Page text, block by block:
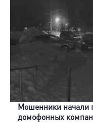
Мошенники начали
домофонных